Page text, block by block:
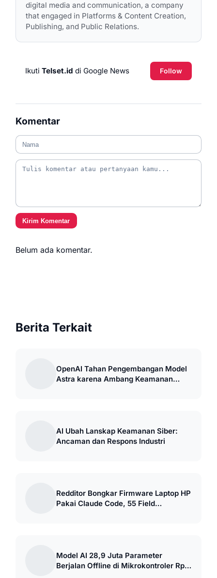
digital media and communication, a company
that engaged in Platforms & Content Creation,
Publishing, and Public Relations.
Ikuti Telset.id di Google News Follow
Komentar
Kirim Komentar
Belum ada komentar.
Berita Terkait
OpenAI Tahan Pengembangan Model
Astra karena Ambang Keamanan
AI Ubah Lanskap Keamanan Siber:
Ancaman dan Respons Industri
Redditor Bongkar Firmware Laptop HP
Pakai Claude Code, 55 Field
Model AI 28,9 Juta Parameter
Berjalan Offline di Mikrokontroler Rp